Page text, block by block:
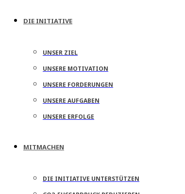
DIE INITIATIVE
UNSER ZIEL
UNSERE MOTIVATION
UNSERE FORDERUNGEN
UNSERE AUFGABEN
UNSERE ERFOLGE
MITMACHEN
DIE INITIATIVE UNTERSTÜTZEN